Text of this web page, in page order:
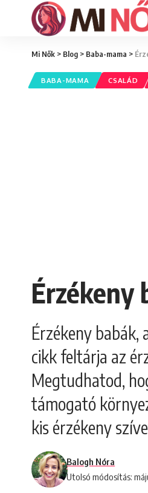
Mi Nők > Blog > Baba-mama >
BABA-MAMA CSALÁD
Érzékeny
Érzékeny babák,
cikk feltárja az
Megtudhatod,
támogató
kis érzékeny
Utolsó módosítás:
Balogh Nóra